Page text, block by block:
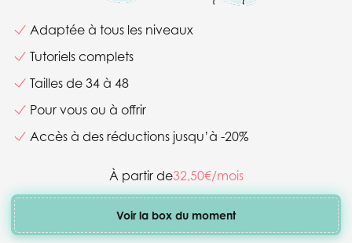
Adaptée à tous les niveaux
Tutoriels complets
Tailles de 34 à 48
Pour vous ou à offrir
Accès à des réductions jusqu’à -20%
À partir de32,50€/mois
Voir la box du moment